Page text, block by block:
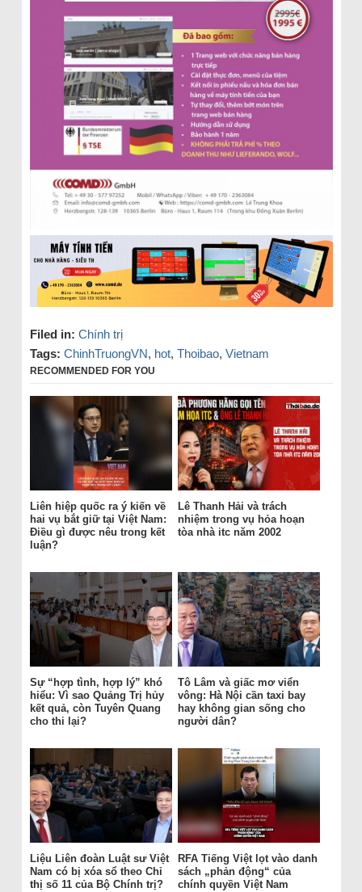
Filed in: Chính trị
Tags: ChinhTruongVN, hot, Thoibao, Vietnam
RECOMMENDED FOR YOU
Liên hiệp quốc ra ý kiến về
hai vụ bắt giữ tại Việt Nam:
Điều gì được nêu trong kết
luận?
Lê Thanh Hải và trách
nhiệm trong vụ hỏa hoạn
tòa nhà itc năm 2002
Sự “hợp tình, hợp lý” khó
hiểu: Vì sao Quảng Trị hủy
kết quả, còn Tuyên Quang
cho thi lại?
Tô Lâm và giấc mơ viển
vông: Hà Nội cần taxi bay
hay không gian sống cho
người dân?
Liệu Liên đoàn Luật sư Việt
Nam có bị xóa sổ theo Chỉ
thị số 11 của Bộ Chính trị?
RFA Tiếng Việt lọt vào danh
sách „phản động“ của
chính quyền Việt Nam